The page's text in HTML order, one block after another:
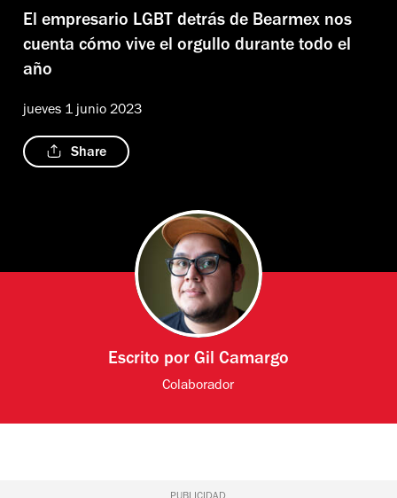
El empresario LGBT detrás de Bearmex nos
cuenta cómo vive el orgullo durante todo el
año
jueves 1 junio 2023
Share
Escrito por Gil Camargo
Colaborador